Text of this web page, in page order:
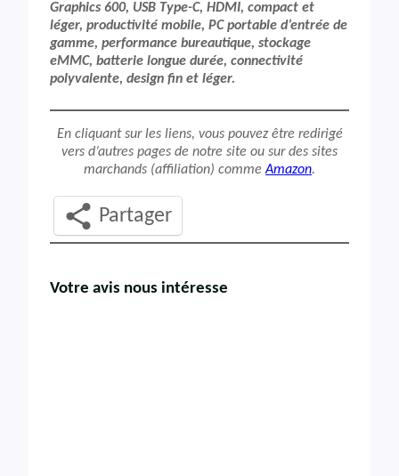
Graphics 600, USB Type-C, HDMI, compact et
léger, productivité mobile, PC portable d’entrée de
gamme, performance bureautique, stockage
eMMC, batterie longue durée, connectivité
polyvalente, design fin et léger.
En cliquant sur les liens, vous pouvez être redirigé
vers d’autres pages de notre site ou sur des sites
marchands (affiliation) commeAmazon.
Partager
Votre avis nous intéresse